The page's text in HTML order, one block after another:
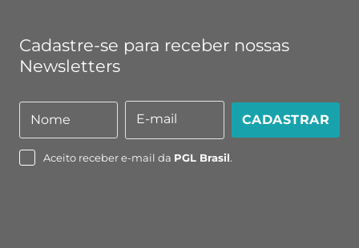
Cadastre-se para receber nossas
Newsletters
Nome
Nome
mail
E-mail CADASTRAR
Aceito receber e-mail da PGL Brasil.